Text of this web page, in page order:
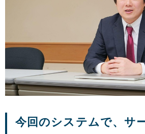
今回のシステムで、サ